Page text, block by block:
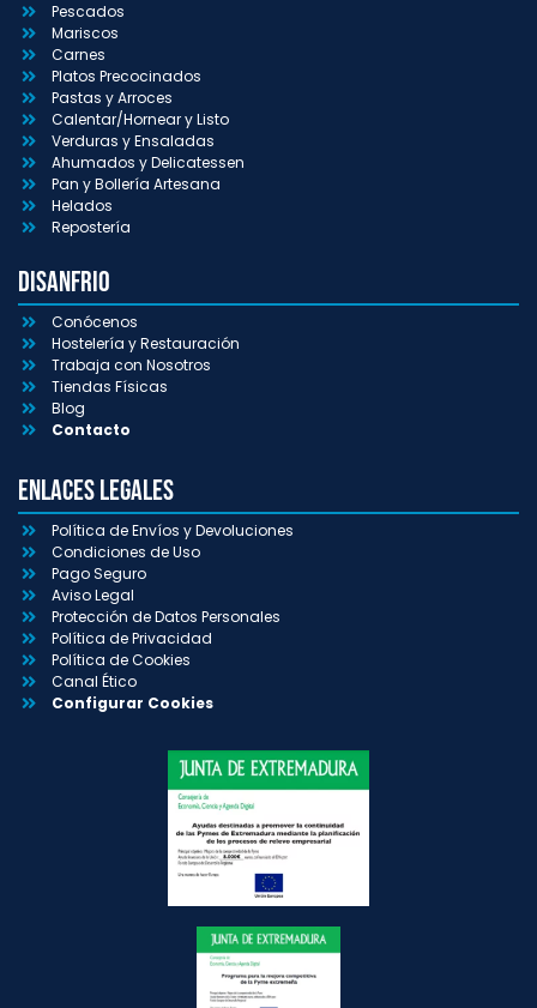
Pescados
Mariscos
Carnes
Platos Precocinados
Pastas y Arroces
Calentar/Hornear y Listo
Verduras y Ensaladas
Ahumados y Delicatessen
Pan y Bollería Artesana
Helados
Repostería
Disanfrio
Conócenos
Hostelería y Restauración
Trabaja con Nosotros
Tiendas Físicas
Blog
Contacto
Enlaces Legales
Política de Envíos y Devoluciones
Condiciones de Uso
Pago Seguro
Aviso Legal
Protección de Datos Personales
Política de Privacidad
Política de Cookies
Canal Ético
Configurar Cookies